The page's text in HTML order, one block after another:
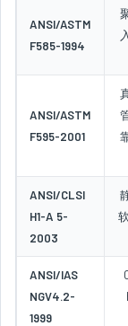
ANSI/ASTM
F585-1994
ANSI/ASTM
F595-2001
ANSI/CLSI
H1-A 5-
2003
ANSI/IAS
NGV4.2-
1999